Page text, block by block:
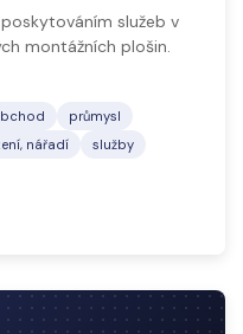
služeb v
montážních plošin.
průmysl
nářadí
služby